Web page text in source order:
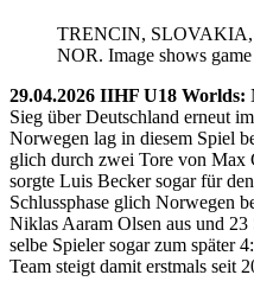
TRENCIN, SLOVAKIA,
NOR. Image shows
29.04.2026 IIHF U18 Worlds:
Sieg über Deutschland erneut
Norwegen lag in diesem Spiel
glich durch zwei Tore von Max
sorgte Luis Becker sogar für
Schlussphase glich Norwegen
Niklas Aaram Olsen aus und
selbe Spieler sogar zum später
Team steigt damit erstmals seit